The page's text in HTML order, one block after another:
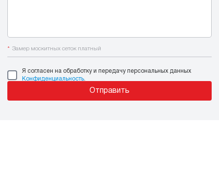
* Замер москитных сеток платный
Я согласен на обработку и передачу персональных данных
Конфиденциальность
Отправить